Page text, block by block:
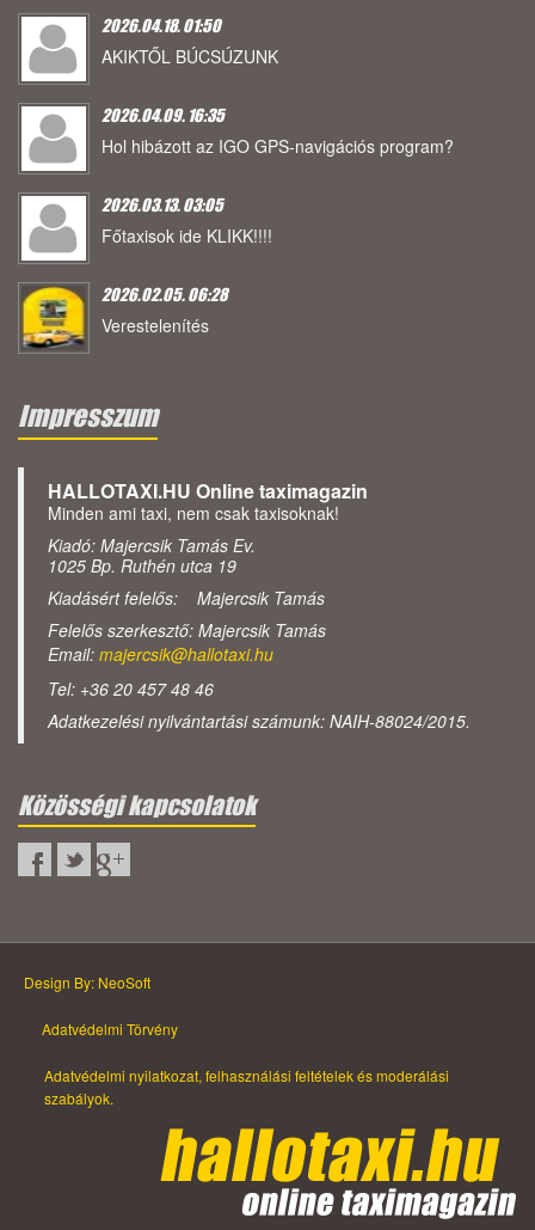
2026.04.18. 01:50
AKIKTŐL BÚCSÚZUNK
2026.04.09. 16:35
Hol hibázott az IGO GPS-navigációs program?
2026.03.13. 03:05
Főtaxisok ide KLIKK!!!!
2026.02.05. 06:28
Verestelenítés
Impresszum
HALLOTAXI.HU Online taximagazin
Minden ami taxi, nem csak taxisoknak!
Kiadó: Majercsik Tamás Ev.
1025 Bp. Ruthén utca 19
Kiadásért felelős: Majercsik Tamás
Felelős szerkesztő: Majercsik Tamás
Email: majercsik@hallotaxi.hu
Tel: +36 20 457 48 46
Adatkezelési nyilvántartási számunk: NAIH-88024/2015.
Közösségi kapcsolatok
Design By: NeoSoft
Adatvédelmi Törvény
Adatvédelmi nyilatkozat, felhasználási feltételek és moderálási
szabályok.